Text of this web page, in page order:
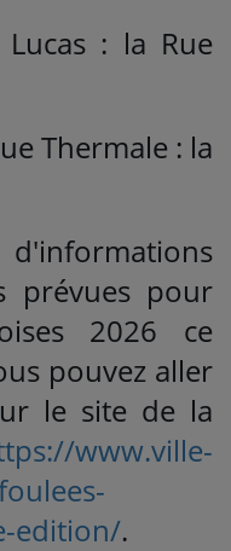
: la Rue
Thermale : la
prévues pour
2026 ce
pouvez aller
le site de la
www.ville-
edition/.